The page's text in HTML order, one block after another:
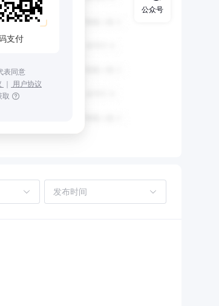
支付
表同意
｜ 用户协议
取
公众号